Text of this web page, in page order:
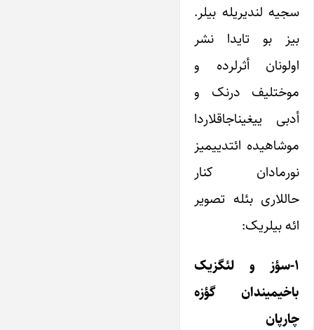
سجیه لندیریله بیلر.
بیز بو تایدا نشر
اولونان أثرلرده و
موختلیف درنک و
أدبی ییغیناجاقلاردا
موشاهیده ائتدییمیز
نورمادان کنار
حاللاری بئله تصویر
ائه بیلریک:
۱-سؤز و لئگزیک
باخیمیندان گؤزه
چارپان